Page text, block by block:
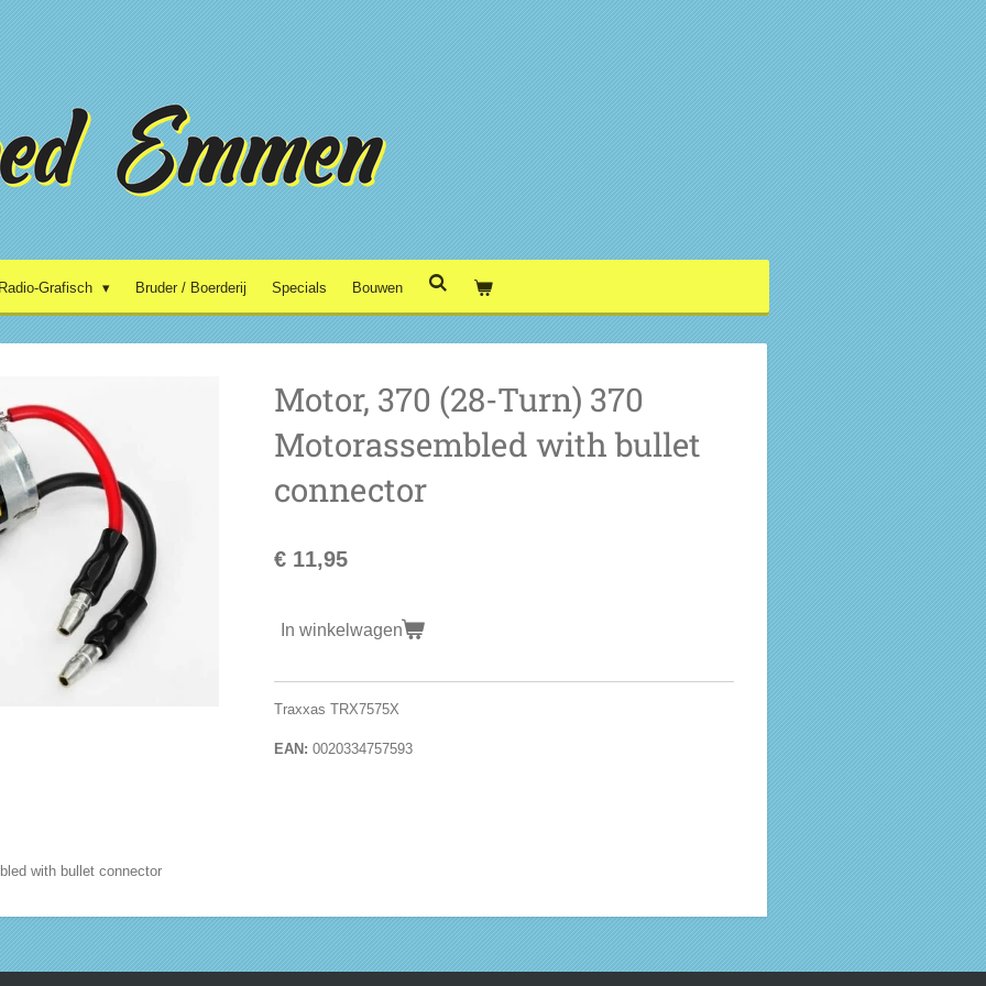
Radio-Grafisch Bruder / Boerderij Specials Bouwen
Motor, 370 (28-Turn) 370
Motorassembled with bullet
connector
€ 11,95
In winkelwagen
Traxxas TRX7575X
EAN: 0020334757593
with bullet connector